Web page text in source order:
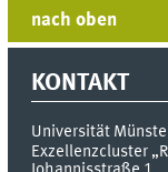
nach oben
KONTAKT
Universität
Exzellenzcluster